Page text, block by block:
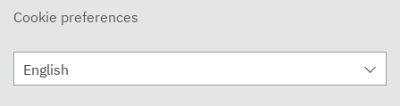
Cookie preferences
English